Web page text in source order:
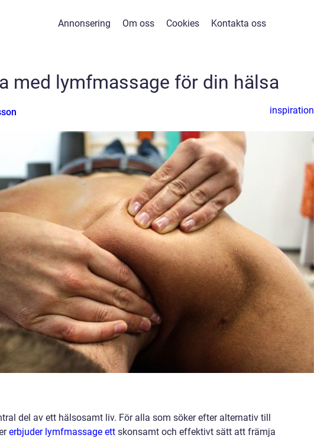
Annonsering Om oss Cookies Kontakta oss
med lymfmassage för din hälsa
inspiration
del av ett hälsosamt liv. För alla som söker efter alternativ till
erbjuder lymfmassage ett skonsamt och effektivt sätt att främja